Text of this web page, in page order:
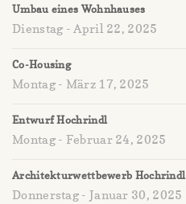
Umbau eines Wohnhauses
Dienstag - April 22, 2025
Co-Housing
Montag - März 17, 2025
Entwurf Hochrindl
Montag - Februar 24, 2025
Architekturwettbewerb Hochrindl
Donnerstag - Januar 30, 2025